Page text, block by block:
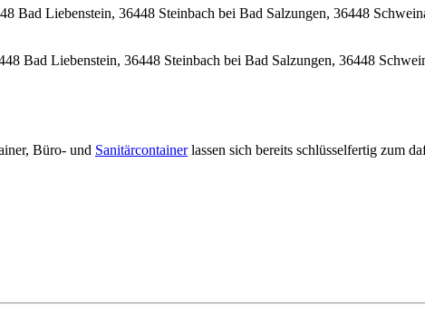
Büro- und Sanitärcontainerlassen sich bereits schlüsselfertig zum